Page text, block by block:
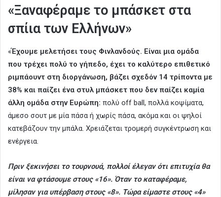
«Ξαναφέραμε το μπάσκετ στα
σπίια των Ελλήνων»
«Έχουμε μελετήσει τους Φινλανδούς. Είναι μια ομάδα
που τρέχει πολύ το γήπεδο, έχει το καλύτερο επιθετικό
ριμπάουντ στη διοργάνωση, βάζει σχεδόν 14 τρίποντα με
38% και παίζει ένα στυλ μπάσκετ που δεν παίζει καμία
άλλη ομάδα στην Ευρώπη: πολύ off ball, πολλά κοψίματα,
άμεσο σουτ με μία πάσα ή χωρίς πάσα, ακόμα και οι ψηλοί
κατεβάζουν την μπάλα. Χρειάζεται τρομερή συγκέντρωση και
ενέργεια.
Πριν ξεκινήσει το τουρνουά, πολλοί έλεγαν ότι επιτυχία θα
είναι να φτάσουμε στους «16». Όταν το καταφέραμε,
μίλησαν για υπέρβαση στους «8». Τώρα είμαστε στους «4»